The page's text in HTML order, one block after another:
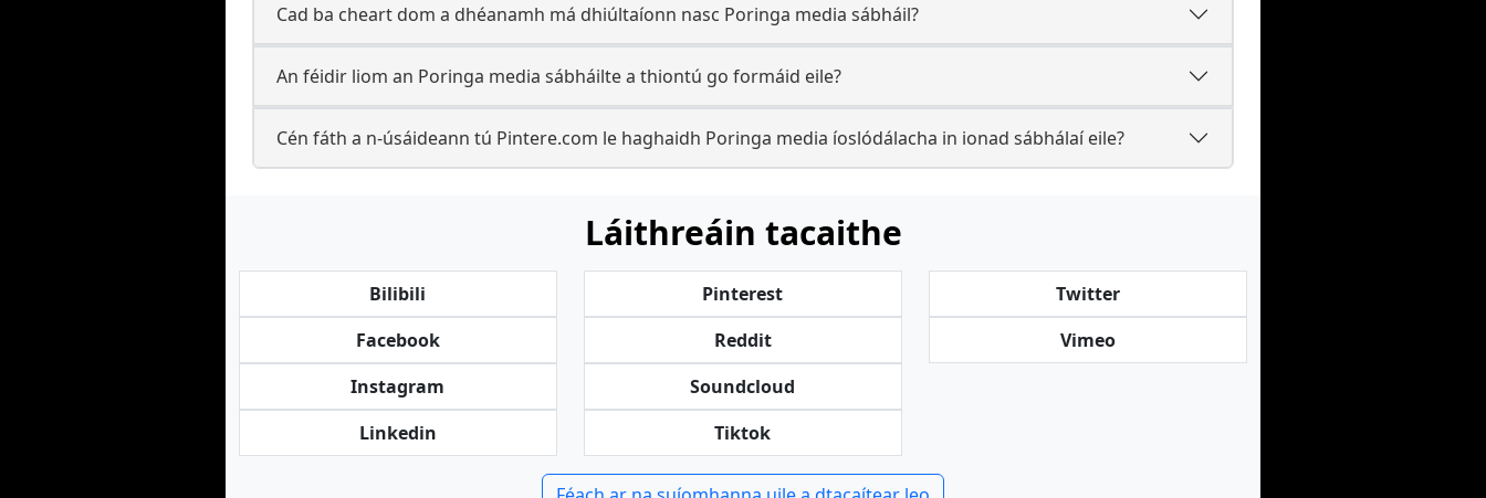
Cad ba cheart dom a dhéanamh má dhiúltaíonn nasc Poringa media sábháil?
An féidir liom an Poringa media sábháilte a thiontú go formáid eile?
Cén fáth a n-úsáideann tú Pintere.com le haghaidh Poringa media íoslódálacha in ionad sábhálaí eile?
Láithreáin tacaithe
Bilibili
Facebook
Instagram
Linkedin
Pinterest
Reddit
Soundcloud
Tiktok
Twitter
Vimeo